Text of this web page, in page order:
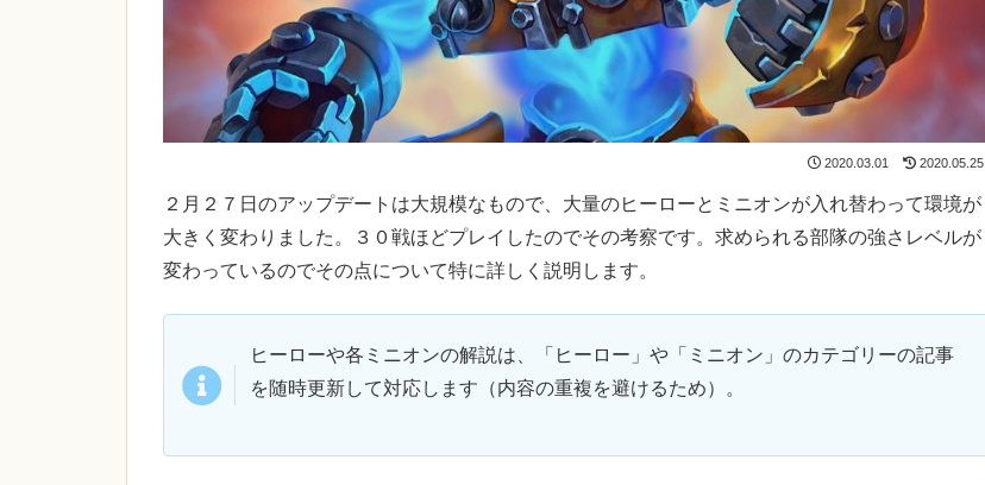
2020.03.01 2020.05.25
２月２７日のアップデートは大規模なもので、大量のヒーローとミニオンが入れ替わって環境が
大きく変わりました。３０戦ほどプレイしたのでその考察です。求められる部隊の強さレベルが
変わっているのでその点について特に詳しく説明します。
ヒーローや各ミニオンの解説は、「ヒーロー」や「ミニオン」のカテゴリーの記事
を随時更新して対応します（内容の重複を避けるため）。